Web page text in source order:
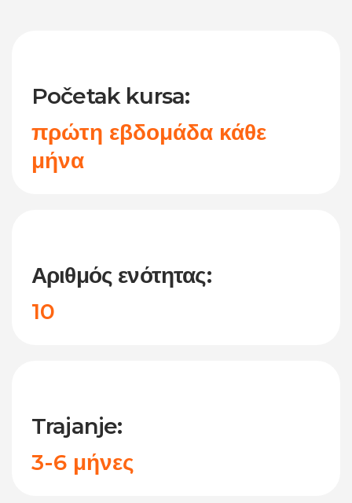
Početak kursa:
πρώτη εβδομάδα κάθε
μήνα
Αριθμός ενότητας:
10
Trajanje:
3-6 μήνες